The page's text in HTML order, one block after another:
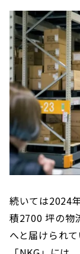
続いては2024
積2700 坪の物
へと届けられ